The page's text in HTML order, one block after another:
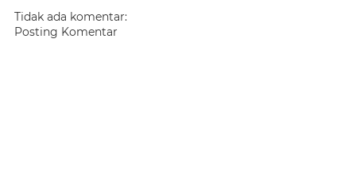
Tidak ada komentar:
Posting Komentar